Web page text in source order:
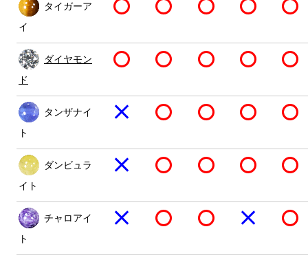
タイガーア
イ
ダイヤモン
ド
タンザナイ
ト
ダンビュラ
イト
チャロアイ
ト